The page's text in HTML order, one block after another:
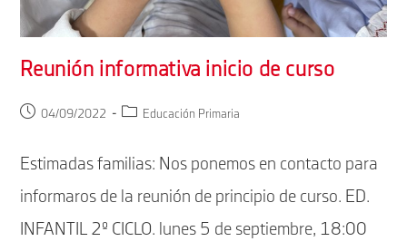
Reunión informativa inicio de curso
Publicación
entrada:
04/09/2022
Categoría
entrada:
Educación Primaria
Estimadas familias: Nos ponemos en contacto para
informaros de la reunión de principio de curso. ED.
INFANTIL 2º CICLO. lunes 5 de septiembre, 18:00